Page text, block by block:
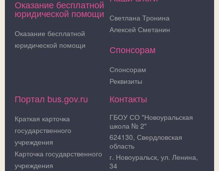
Оказание бесплатной
юридической помощи
Оказание бесплатной
юридической помощи
Светлана Тронина
Алексей Сметанин
Спонсорам
Спонсорам
Реквизиты
Портал bus.gov.ru
Краткая карточка
государственного
учреждения
Карточка государственного
учреждения
Контакты
ГБОУ СО "Новоуральская
школа № 2"
624130, Свердловская
область
г. Новоуральск, ул. Ленина,
34